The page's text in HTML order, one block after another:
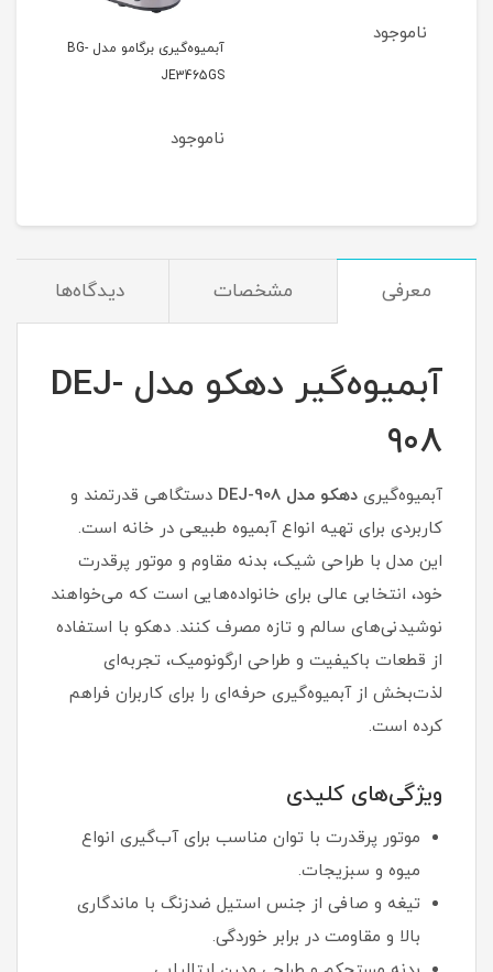
ناموجود
آبمیوه‌گیری برگامو مدل BG-
JE3465GS
ناموجود
معرفی مشخصات دیدگاه‌ها
آبمیوه‌گیر دهکو مدل DEJ-
908
آبمیوه‌گیری دهکو مدل DEJ-908
دستگاهی قدرتمند و
کاربردی برای تهیه انواع آبمیوه طبیعی در خانه است.
این مدل با طراحی شیک، بدنه مقاوم و موتور پرقدرت
خود، انتخابی عالی برای خانواده‌هایی است که می‌خواهند
نوشیدنی‌های سالم و تازه مصرف کنند. دهکو با استفاده
از قطعات باکیفیت و طراحی ارگونومیک، تجربه‌ای
لذت‌بخش از آبمیوه‌گیری حرفه‌ای را برای کاربران فراهم
کرده است.
ویژگی‌های کلیدی
موتور پرقدرت با توان مناسب برای آب‌گیری انواع
میوه و سبزیجات.
تیغه و صافی از جنس استیل ضدزنگ با ماندگاری
بالا و مقاومت در برابر خوردگی.